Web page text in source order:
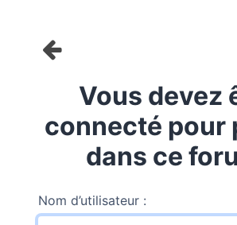
Vous devez
connecté pour
dans ce
Nom d’utilisateur :